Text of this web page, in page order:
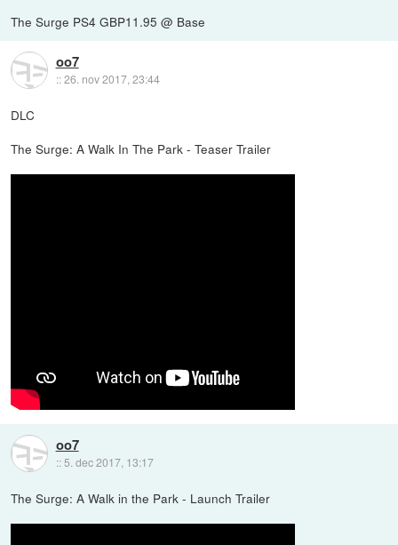
The Surge PS4 GBP11.95 @ Base
oo7
::26. nov 2017, 23:44
DLC
The Surge: A Walk In The Park - Teaser Trailer
oo7
:: 5. dec 2017, 13:17
The Surge: A Walk in the Park - Launch Trailer